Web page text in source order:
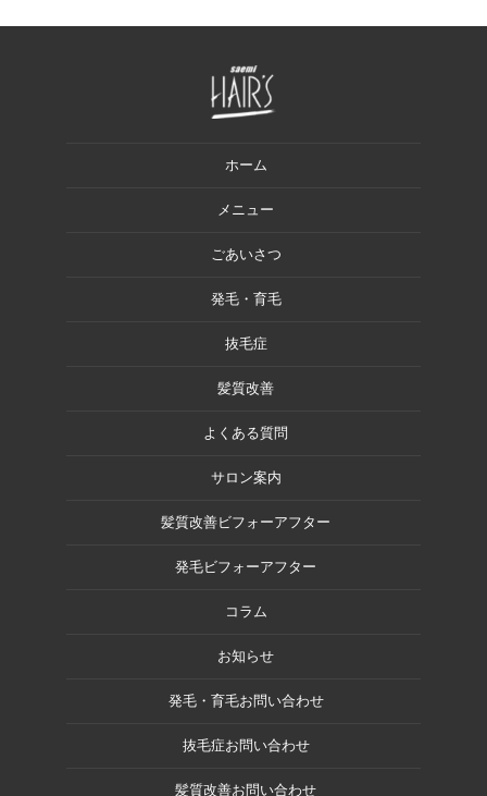
ホーム
メニュー
ごあいさつ
発毛・育毛
抜毛症
髪質改善
よくある質問
サロン案内
髪質改善ビフォーアフター
発毛ビフォーアフター
コラム
お知らせ
発毛・育毛お問い合わせ
抜毛症お問い合わせ
髪質改善お問い合わせ